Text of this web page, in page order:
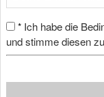
* Ich habe die
und stimme diesen